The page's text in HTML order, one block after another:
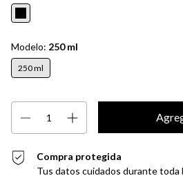
Modelo: 250 ml
250 ml
Compra protegida
Tus datos cuidados durante toda